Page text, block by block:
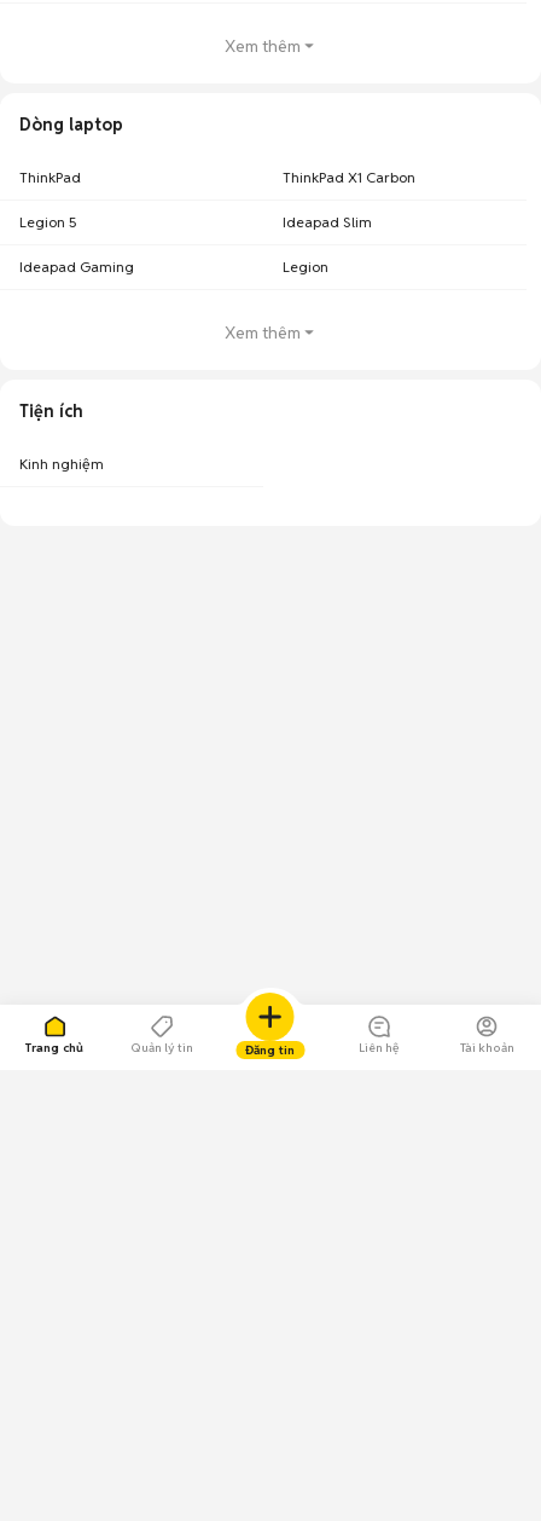
Trang chủ Quản lý tin Đăng tin Liên hệ Tài khoản
Xem thêm
Dòng laptop
ThinkPad ThinkPad X1 Carbon
Legion 5 Ideapad Slim
Ideapad Gaming Legion
Xem thêm
Tiện ích
Kinh nghiệm